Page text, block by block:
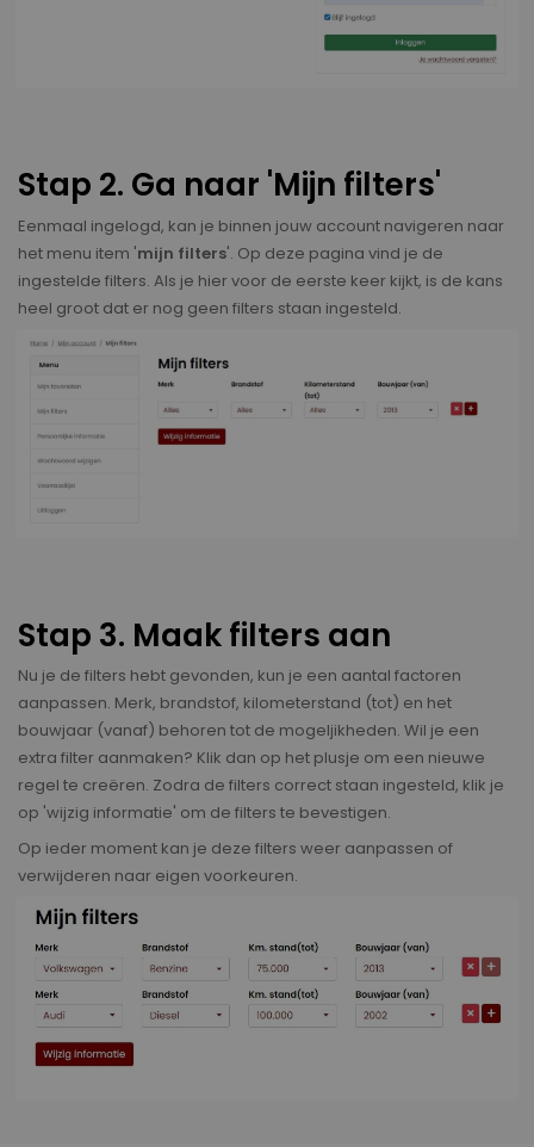
Stap 2. Ga naar 'Mijn filters'
Eenmaal ingelogd, kan je binnen jouw account navigeren naar
het menu item 'mijn filters'. Op deze pagina vind je de
ingestelde filters. Als je hier voor de eerste keer kijkt, is de kans
heel groot dat er nog geen filters staan ingesteld.
Stap 3. Maak filters aan
Nu je de filters hebt gevonden, kun je een aantal factoren
aanpassen. Merk, brandstof, kilometerstand (tot) en het
bouwjaar (vanaf) behoren tot de mogeljikheden. Wil je een
extra filter aanmaken? Klik dan op het plusje om een nieuwe
regel te creëren. Zodra de filters correct staan ingesteld, klik je
op 'wijzig informatie' om de filters te bevestigen.
Op ieder moment kan je deze filters weer aanpassen of
verwijderen naar eigen voorkeuren.